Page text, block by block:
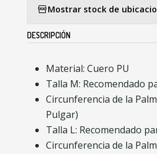
Mostrar stock de
DESCRIPCIÓN
Material: Cuero PU
Talla M: Recomendado
Circunferencia de la
Pulgar)
Talla L: Recomendado
Circunferencia de la